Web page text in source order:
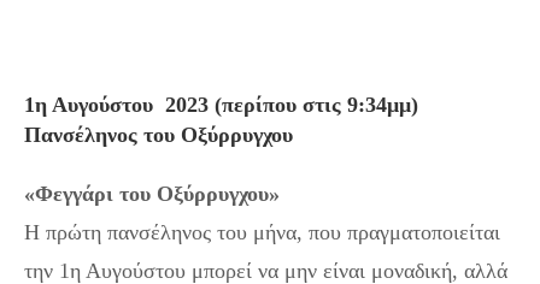
1η Αυγούστου 2023 (περίπου στις 9:34μμ)
Πανσέληνος του Οξύρρυγχου
«Φεγγάρι του Οξύρρυγχου»
Η πρώτη πανσέληνος του μήνα, που πραγματοποιείται
την 1η Αυγούστου μπορεί να μην είναι μοναδική, αλλά